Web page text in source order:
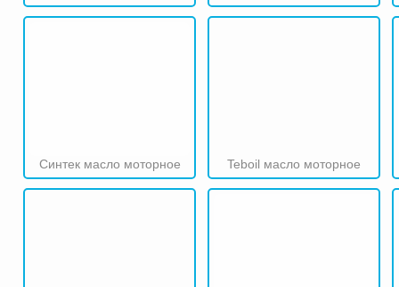
Синтек масло моторное Teboil масло моторное